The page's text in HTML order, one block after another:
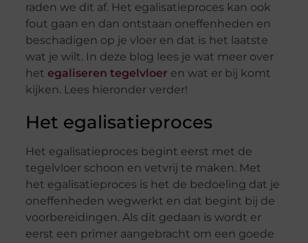
raden we dit af. Het egalisatieproces kan ook
fout gaan en dan ontstaan oneffenheden en
beschadigen op je vloer en dat is het laatste
wat je wilt. In deze blog lees je wat meer over
het egaliseren tegelvloer en wat er bij komt
kijken. Lees hieronder verder!
Het egalisatieproces
Het egalisatieproces begint eerst met de
tegelvloer schoon en vetvrij te maken. Met
het egalisatieproces is het de bedoeling dat je
oneffenheden wegwerkt en dat begint bij de
voorbereidingen. Als dit gedaan is wordt er
eerst een primer aangebracht om een goede